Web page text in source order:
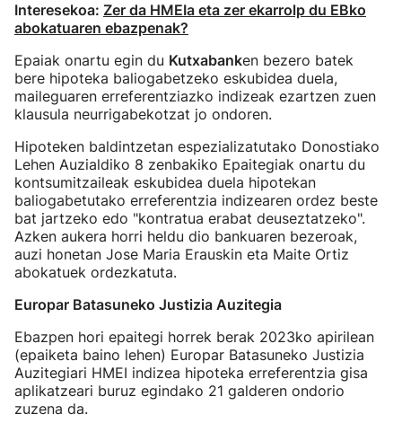
Interesekoa: Zer da HMEIa eta zer ekarrolp du EBko
abokatuaren ebazpenak?
Epaiak onartu egin du Kutxabanken bezero batek
bere hipoteka baliogabetzeko eskubidea duela,
maileguaren erreferentziazko indizeak ezartzen zuen
klausula neurrigabekotzat jo ondoren.
Hipoteken baldintzetan espezializatutako Donostiako
Lehen Auzialdiko 8 zenbakiko Epaitegiak onartu du
kontsumitzaileak eskubidea duela hipotekan
baliogabetutako erreferentzia indizearen ordez beste
bat jartzeko edo "kontratua erabat deuseztatzeko".
Azken aukera horri heldu dio bankuaren bezeroak,
auzi honetan Jose Maria Erauskin eta Maite Ortiz
abokatuek ordezkatuta.
Europar Batasuneko Justizia Auzitegia
Ebazpen hori epaitegi horrek berak 2023ko apirilean
(epaiketa baino lehen) Europar Batasuneko Justizia
Auzitegiari HMEI indizea hipoteka erreferentzia gisa
aplikatzeari buruz egindako 21 galderen ondorio
zuzena da.